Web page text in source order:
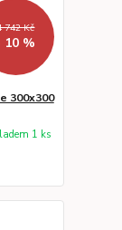
742 Kč
10 %
300x300
1 ks